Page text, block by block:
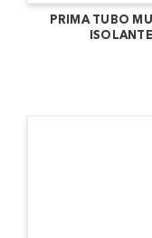
PRIMA TUBO